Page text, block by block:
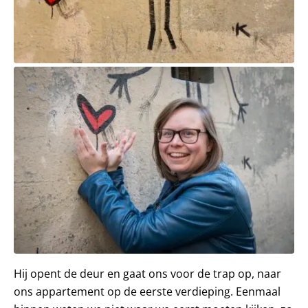
Hij opent de deur en gaat ons voor de trap op, naar
ons appartement op de eerste verdieping. Eenmaal